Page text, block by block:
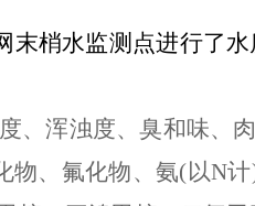
末梢水监测点进行了
、浑浊度、臭和味、
物、氟化物、氨(以N计